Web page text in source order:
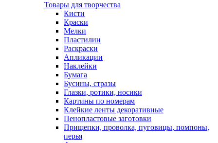
Товары для творчества
Кисти
Краски
Мелки
Пластилин
Раскраски
Апликации
Наклейки
Бумага
Бусины, стразы
Глазки, ротики, носики
Картины по номерам
Клейкие ленты декоративные
Пенопластовые заготовки
Прищепки, проволка, пуговицы, помпоны,
перья